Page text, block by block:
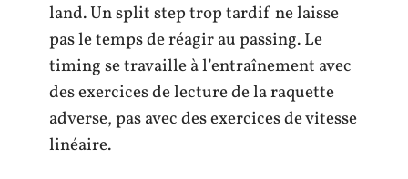
land. Un split step trop tardif ne laisse
pas le temps de réagir au passing. Le
timing se travaille à l’entraînement avec
des exercices de lecture de la raquette
adverse, pas avec des exercices de vitesse
linéaire.